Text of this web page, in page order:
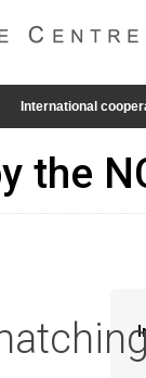
International
the